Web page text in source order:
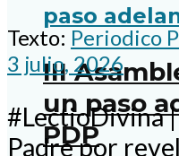
III
un paso
PDP
Texto: Periodico
3 julio, 2026
#LectioDivina |
Padre por